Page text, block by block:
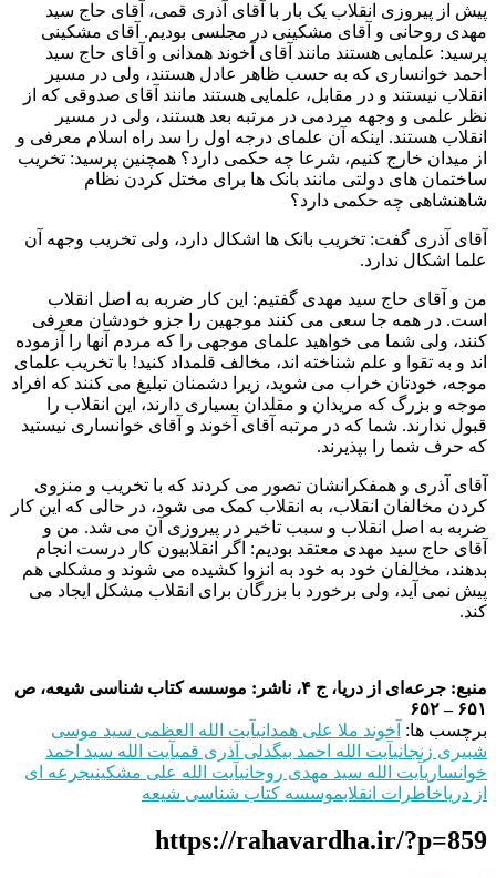
پیش از پیروزی انقلاب یک بار با آقای آذری قمی، آقای حاج سید
مهدی روحانی و آقای مشکینی در مجلسی بودیم. آقای مشکینی
پرسید: علمایی هستند مانند آقای آخوند همدانی و آقای حاج سید
احمد خوانساری که به حسب ظاهر عادل هستند، ولی در مسیر
انقلاب نیستند و در مقابل، علمایی هستند مانند آقای صدوقی که از
نظر علمی و وجهه مردمی در مرتبه بعد هستند، ولی در مسیر
انقلاب هستند. اینکه آن علمای درجه اول را سد راه اسلام معرفی و
از میدان خارج کنیم، شرعا چه حکمی دارد؟ همچنین پرسید: تخریب
ساختمان های دولتی مانند بانک ها برای مختل کردن نظام
شاهنشاهی چه حکمی دارد؟
آقای آذری گفت: تخریب بانک ها اشکال دارد، ولی تخریب وجهه آن
علما اشکال ندارد.
من و آقای حاج سید مهدی گفتیم: این کار ضربه به اصل انقلاب
است. در همه جا سعی می کنند موجهین را جزو خودشان معرفی
کنند، ولی شما می خواهید علمای موجهی را که مردم آنها را آزموده
اند و به تقوا و علم شناخته اند، مخالف قلمداد کنید! با تخریب علمای
موجه، خودتان خراب می شوید، زیرا دشمنان تبلیغ می کنند که افراد
موجه و بزرگ که مریدان و مقلدان بسیاری دارند، این انقلاب را
قبول ندارند. شما که در مرتبه آقای آخوند و آقای خوانساری نیستید
که حرف شما را بپذیرند.
آقای آذری و همفکرانشان تصور می کردند که با تخریب و منزوی
کردن مخالفان انقلاب، به انقلاب کمک می شود، در حالی که این کار
ضربه به اصل انقلاب و سبب تاخیر در پیروزی آن می شد. من و
آقای حاج سید مهدی معتقد بودیم: اگر انقلابیون کار درست انجام
بدهند، مخالفان خود به خود به انزوا کشیده می شوند و مشکلی هم
پیش نمی آید، ولی برخورد با بزرگان برای انقلاب مشکل ایجاد می
کند.
منبع: جرعه‌ای از دریا، ج ۴، ناشر: موسسه کتاب شناسی شیعه، ص
۶۵۱ – ۶۵۲
برچسب ها: آخوند ملا علی همدانیآيت‌ الله العظمی سید موسی
شبیری زنجانیآیت الله احمد بیگدلی آذری قمیآیت‌ الله سید احمد
خوانساریآیت الله سید مهدی روحانیآیت الله علی مشکینیجرعه ای
از دریاخاطرات انقلابموسسه کتاب شناسی شیعه
https://rahavardha.ir/?p=859